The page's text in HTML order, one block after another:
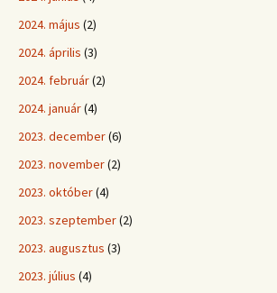
2024. május (2)
2024. április (3)
2024. február(2)
2024. január(4)
2023. december(6)
2023. november(2)
2023. október(4)
2023. szeptember(2)
2023. augusztus (3)
2023. július (4)